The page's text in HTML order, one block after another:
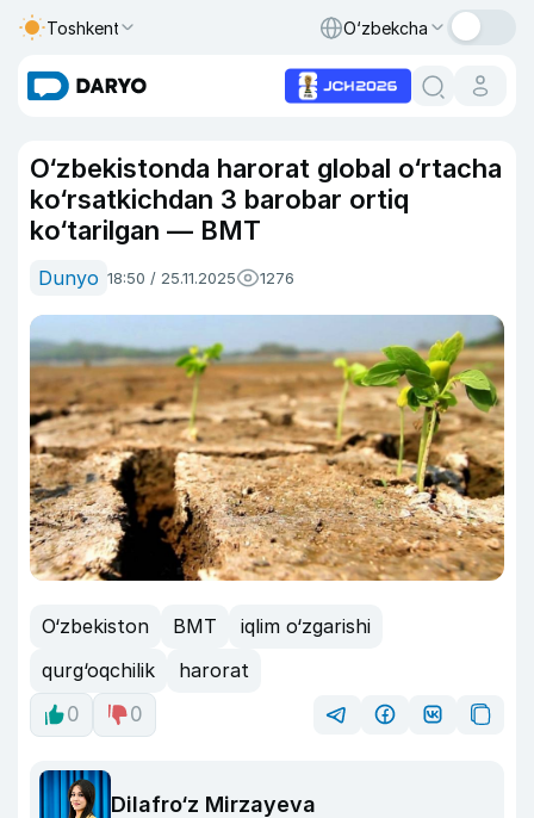
Toshkent O‘zbekcha
O‘zbekistonda harorat global o‘rtacha
ko‘rsatkichdan 3 barobar ortiq
ko‘tarilgan — BMT
Dunyo 18:50 / 25.11.2025 1276
O‘zbekiston BMT
iqlim o‘zgarishi
qurg‘oqchilik
harorat
0
0
Dilafro‘z Mirzayeva